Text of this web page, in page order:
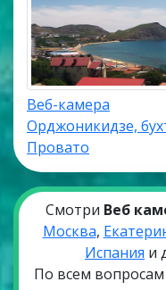
Веб-камера
Орджоникидзе,
Провато
Смотри Веб
Москва,
Испания и
По всем